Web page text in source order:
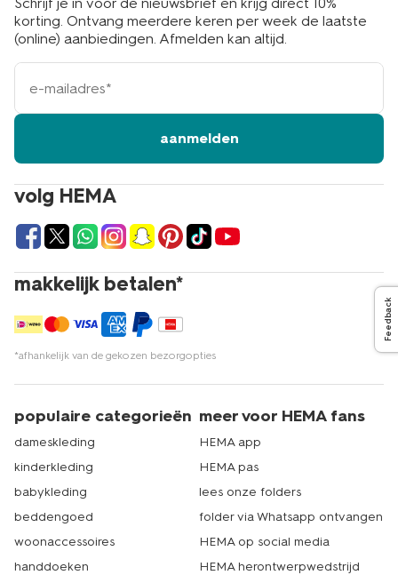
volg HEMA
makkelijk betalen*
*afhankelijk van de gekozen bezorgopties
korting. Ontvang meerdere keren per week de laatste
(online) aanbiedingen. Afmelden kan altijd.
e-
mailadres
aanmelden
populaire categorieën
dameskleding
kinderkleding
babykleding
beddengoed
woonaccessoires
handdoeken
meer voor HEMA fans
HEMA app
HEMA pas
lees onze folders
folder via Whatsapp ontvangen
HEMA op social media
HEMA herontwerpwedstrijd
Feedback